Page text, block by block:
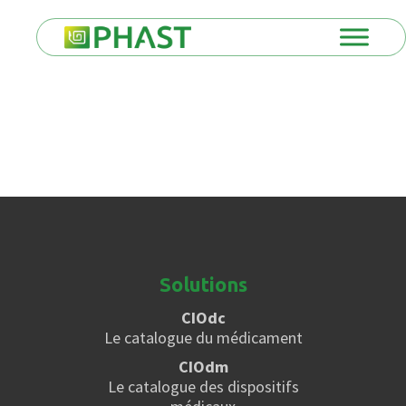
Solutions
CIOdc
Le catalogue du médicament
CIOdm
Le catalogue des dispositifs